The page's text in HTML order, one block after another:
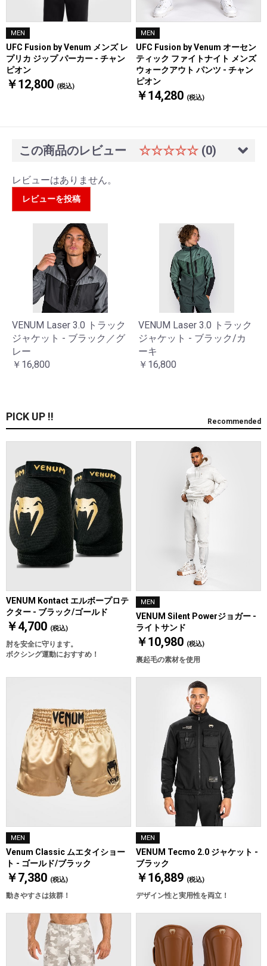
MEN
UFC Fusion by Venum メンズ レ
プリカ ジップ パーカー - チャン
ピオン
￥12,800 (税込)
MEN
UFC Fusion by Venum オーセン
ティック ファイトナイト メンズ
ウォークアウト パンツ - チャン
ピオン
￥14,280 (税込)
この商品のレビュー ☆☆☆☆☆ (0)
レビューはありません。
レビューを投稿
VENUM Laser 3.0 トラック
ジャケット - ブラック／グ
レー
￥16,800
VENUM Laser 3.0 トラック
ジャケット - ブラック/カ
ーキ
￥16,800
PICK UP !! Recommended
VENUM Kontact エルボープロテ
クター - ブラック/ゴールド
￥4,700 (税込)
肘を安全に守ります。
ボクシング運動におすすめ！
MEN
VENUM Silent Powerジョガー -
ライトサンド
￥10,980 (税込)
裏起毛の素材を使用
MEN
Venum Classic ムエタイショー
ト - ゴールド/ブラック
￥7,380 (税込)
動きやすさは抜群！
MEN
VENUM Tecmo 2.0 ジャケット -
ブラック
￥16,889 (税込)
デザイン性と実用性を両立！